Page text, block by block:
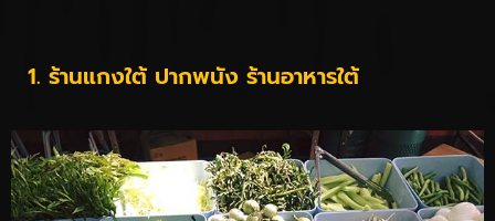
1. ร้านแกงใต้ ปากพนัง ร้านอาหารใต้